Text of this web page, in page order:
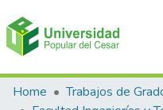
Communities & Collections
Home